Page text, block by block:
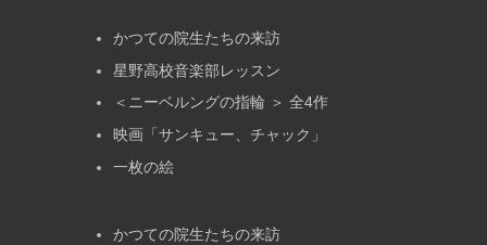
かつての院生たちの来訪
星野高校音楽部レッスン
＜ニーベルングの指輪 ＞ 全4作
映画「サンキュー、チャック」
一枚の絵
かつての院生たちの来訪